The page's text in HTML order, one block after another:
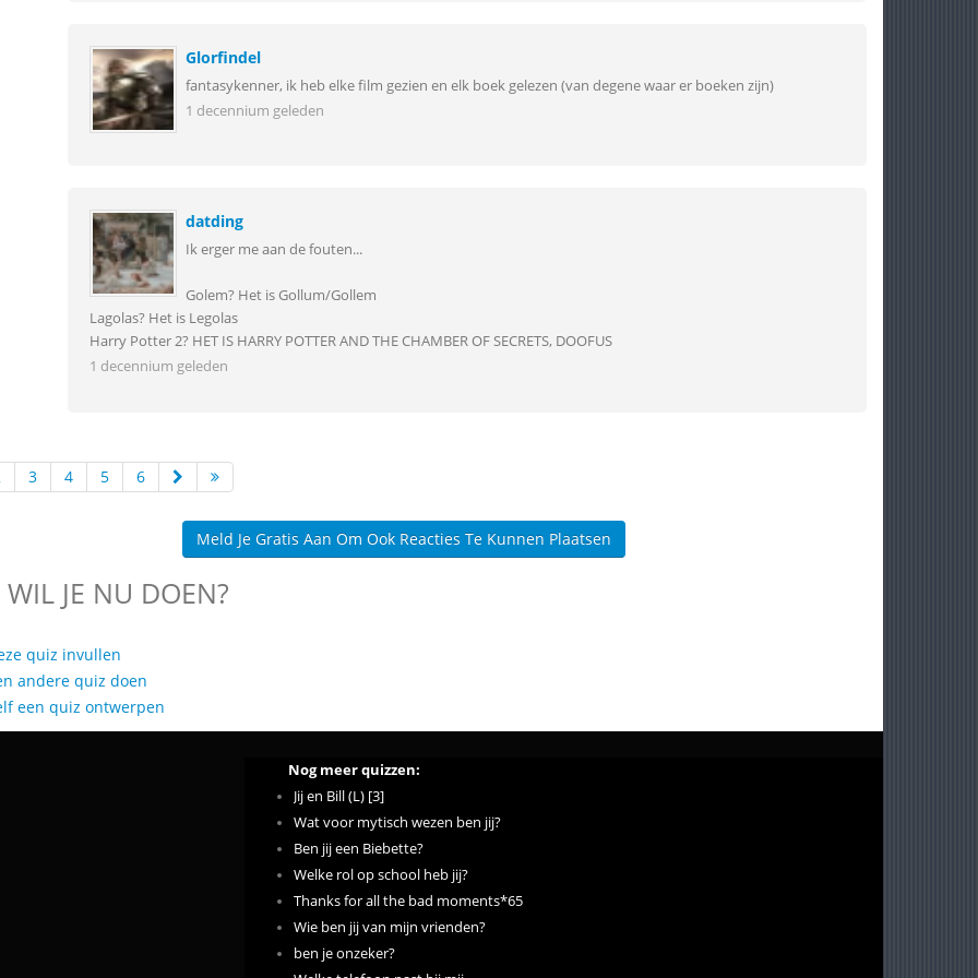
Glorfindel
fantasykenner, ik heb elke film gezien en elk boek gelezen (van degene waar er boeken zijn)
1 decennium geleden
datding
Ik erger me aan de fouten...
Golem? Het is Gollum/Gollem
Lagolas? Het is Legolas
Harry Potter 2? HET IS HARRY POTTER AND THE CHAMBER OF SECRETS, DOOFUS
1 decennium geleden
3 4 5 6
Meld Je Gratis Aan Om Ook Reacties Te Kunnen Plaatsen
JE NU DOEN?
quiz invullen
andere quiz doen
een quiz ontwerpen
Nog meer quizzen:
Jij en Bill (L) [3]
Wat voor mytisch wezen ben jij?
Ben jij een Biebette?
Welke rol op school heb jij?
Thanks for all the bad moments*65
Wie ben jij van mijn vrienden?
ben je onzeker?